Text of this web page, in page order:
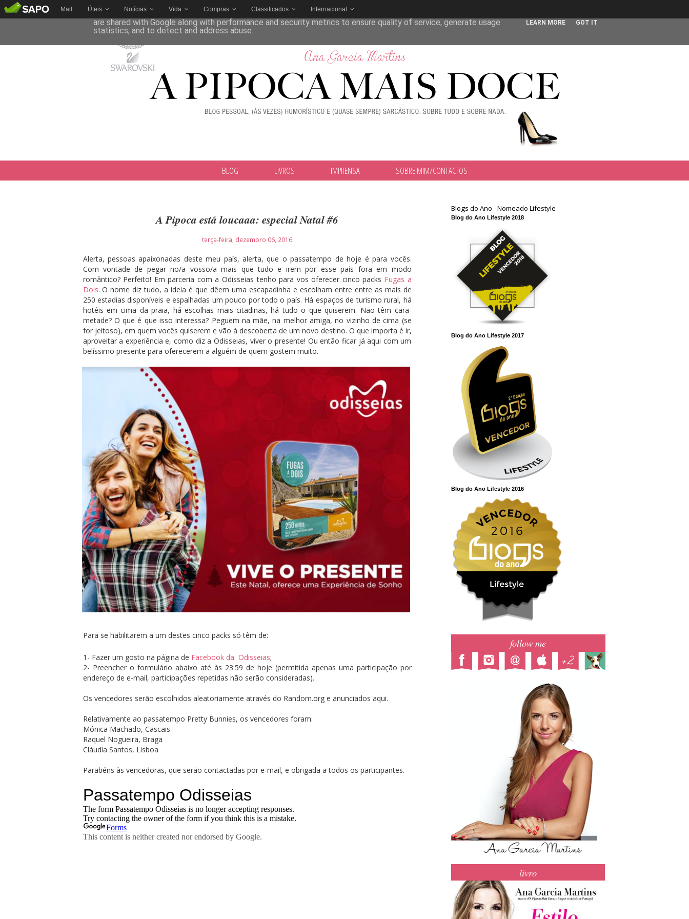
Mail Úteis Notícias Vida Compras Classificados Internacional
BLOG LIVROS IMPRENSA SOBRE MIM/CONTACTOS
A Pipoca está loucaaa: especial Natal #6
terça-feira, dezembro 06, 2016
Alerta, pessoas apaixonadas deste meu país, alerta, que o passatempo de hoje é para vocês.
Com vontade de pegar no/a vosso/a mais que tudo e irem por esse país fora em modo
romântico? Perfeito! Em parceria com a Odisseias tenho para vos oferecer cinco packs Fugas a
Dois. O nome diz tudo, a ideia é que dêem uma escapadinha e escolham entre entre as mais de
250 estadias disponíveis e espalhadas um pouco por todo o país. Há espaços de turismo rural, há
hotéis em cima da praia, há escolhas mais citadinas, há tudo o que quiserem. Não têm cara-
metade? O que é que isso interessa? Peguem na mãe, na melhor amiga, no vizinho de cima (se
for jeitoso), em quem vocês quiserem e vão à descoberta de um novo destino. O que importa é ir,
aproveitar a experiência e, como diz a Odisseias, viver o presente! Ou então ficar já aqui com um
belíssimo presente para oferecerem a alguém de quem gostem muito.
Para se habilitarem a um destes cinco packs só têm de:
1- Fazer um gosto na página de Facebook da Odisseias;
2- Preencher o formulário abaixo até às 23:59 de hoje (permitida apenas uma participação por
endereço de e-mail, participações repetidas não serão consideradas).
Os vencedores serão escolhidos aleatoriamente através do Random.org e anunciados aqui.
Relativamente ao passatempo Pretty Bunnies, os vencedores foram:
Mónica Machado, Cascais
Raquel Nogueira, Braga
Cláudia Santos, Lisboa
Parabéns às vencedoras, que serão contactadas por e-mail, e obrigada a todos os participantes.
Blogs do Ano - Nomeado Lifestyle
Blog do Ano Lifestyle 2018
Blog do Ano Lifestyle 2017
Blog do Ano Lifestyle 2016
follow me
livro
This site uses cookies from Google to deliver its services and to analyze traffic. Your IP address and user-agent
are shared with Google along with performance and security metrics to ensure quality of service, generate usage
statistics, and to detect and address abuse.
LEARN MORE GOT IT